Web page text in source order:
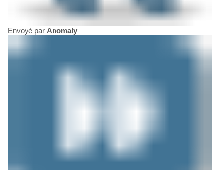
Envoyé par Anomaly